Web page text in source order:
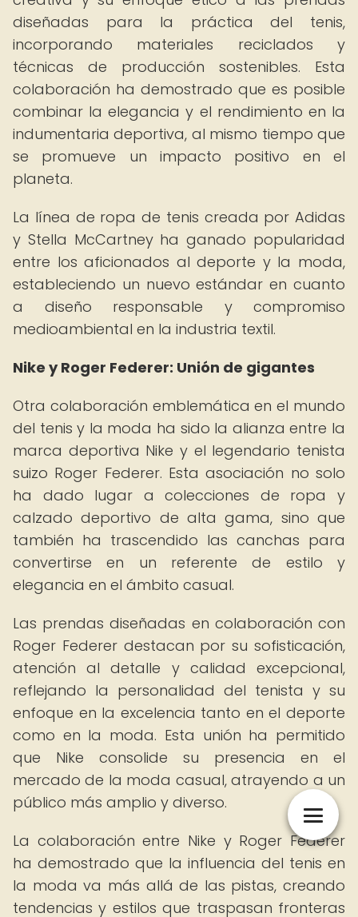
diseñadas para la práctica del tenis,
incorporando materiales reciclados y
técnicas de producción sostenibles. Esta
colaboración ha demostrado que es posible
combinar la elegancia y el rendimiento en la
indumentaria deportiva, al mismo tiempo que
se promueve un impacto positivo en el
planeta.
La línea de ropa de tenis creada por Adidas
y Stella McCartney ha ganado popularidad
entre los aficionados al deporte y la moda,
estableciendo un nuevo estándar en cuanto
a diseño responsable y compromiso
medioambiental en la industria textil.
Nike y Roger Federer: Unión de gigantes
Otra colaboración emblemática en el mundo
del tenis y la moda ha sido la alianza entre la
marca deportiva Nike y el legendario tenista
suizo Roger Federer. Esta asociación no solo
ha dado lugar a colecciones de ropa y
calzado deportivo de alta gama, sino que
también ha trascendido las canchas para
convertirse en un referente de estilo y
elegancia en el ámbito casual.
Las prendas diseñadas en colaboración con
Roger Federer destacan por su sofisticación,
atención al detalle y calidad excepcional,
reflejando la personalidad del tenista y su
enfoque en la excelencia tanto en el deporte
como en la moda. Esta unión ha permitido
que Nike consolide su presencia en el
mercado de la moda casual, atrayendo a un
público más amplio y diverso.
La colaboración entre Nike y Roger Federer
ha demostrado que la influencia del tenis en
la moda va más allá de las pistas, creando
tendencias y estilos que traspasan fronteras